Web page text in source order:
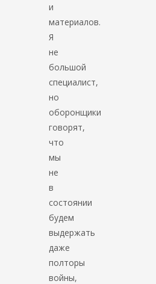
и
материалов.
Я
не
большой
специалист,
но
оборонщики
говорят,
что
мы
не
в
состоянии
будем
выдержать
даже
полторы
войны,